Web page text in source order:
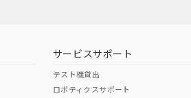
サービスサポート
テスト機貸出
ロボティクスサポート